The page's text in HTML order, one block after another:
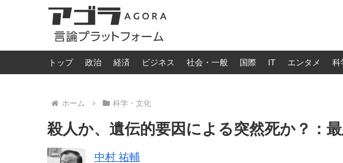
トップ 政治 経済 ビジネス 社会・一般 国際 IT エンタメ 科
ホーム 科学・文化
殺人か、遺伝的要因による突然死か？：
中村 祐輔